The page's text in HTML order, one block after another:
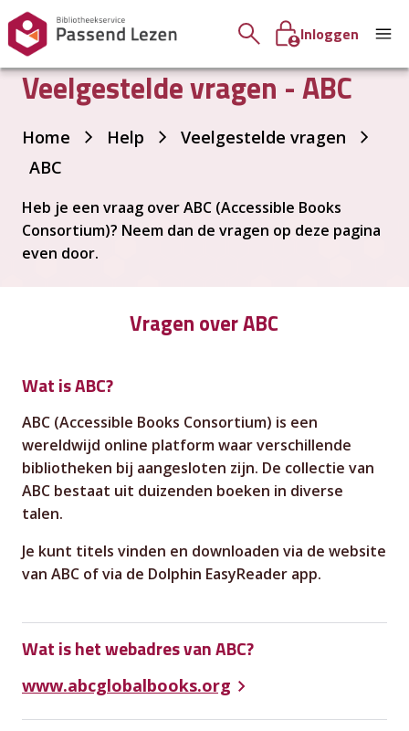
Inloggen
Veelgestelde vragen - ABC
Je
hier:
Home Help
Veelgestelde vragen
ABC
Heb je een vraag over ABC (Accessible Books
Consortium)? Neem dan de vragen op deze pagina
even door.
Vragen over ABC
Wat is ABC?
ABC (Accessible Books Consortium) is een
wereldwijd online platform waar verschillende
bibliotheken bij aangesloten zijn. De collectie van
ABC bestaat uit duizenden boeken in diverse
talen.
Je kunt titels vinden en downloaden via de website
van ABC of via de Dolphin EasyReader app.
Wat is het webadres van ABC?
www.abcglobalbooks.org